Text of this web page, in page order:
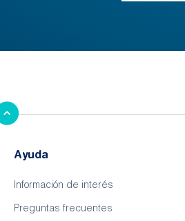
Ayuda
Información de interés
Preguntas frecuentes